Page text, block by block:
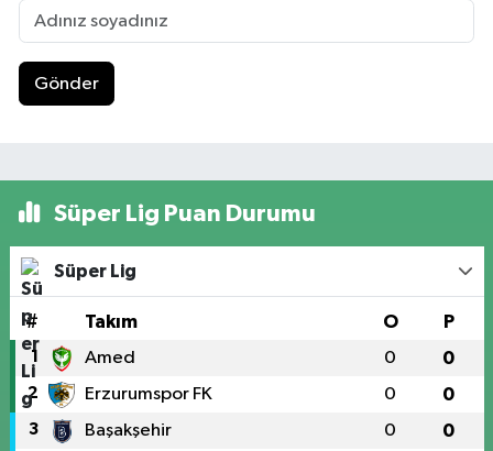
Gönder
Süper Lig Puan Durumu
Süper Lig
# Takım O P
1 Amed 0 0
2 Erzurumspor FK 0 0
3 Başakşehir 0 0